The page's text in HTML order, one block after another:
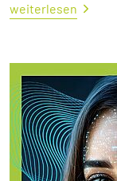
weiterlesen